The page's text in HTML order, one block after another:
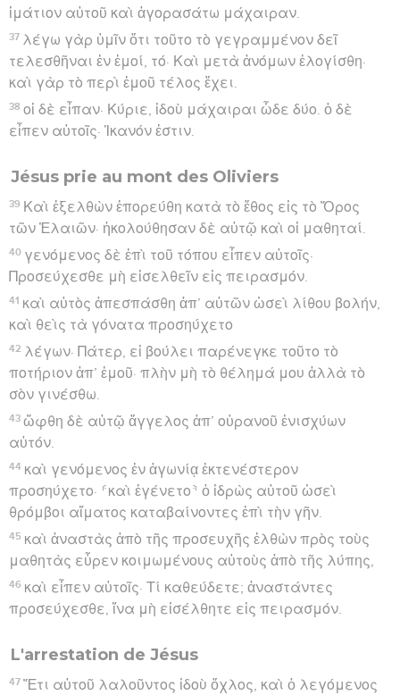
ἱμάτιον αὐτοῦ καὶ ἀγορασάτω μάχαιραν.
37 λέγω γὰρ ὑμῖν ὅτι τοῦτο τὸ γεγραμμένον δεῖ
τελεσθῆναι ἐν ἐμοί, τό· Καὶ μετὰ ἀνόμων ἐλογίσθη·
καὶ γὰρ τὸ περὶ ἐμοῦ τέλος ἔχει.
38 οἱ δὲ εἶπαν· Κύριε, ἰδοὺ μάχαιραι ὧδε δύο. ὁ δὲ
εἶπεν αὐτοῖς· Ἱκανόν ἐστιν.
Jésus prie au mont des Oliviers
39 Καὶ ἐξελθὼν ἐπορεύθη κατὰ τὸ ἔθος εἰς τὸ Ὄρος
τῶν Ἐλαιῶν· ἠκολούθησαν δὲ αὐτῷ καὶ οἱ μαθηταί.
40 γενόμενος δὲ ἐπὶ τοῦ τόπου εἶπεν αὐτοῖς·
Προσεύχεσθε μὴ εἰσελθεῖν εἰς πειρασμόν.
41 καὶ αὐτὸς ἀπεσπάσθη ἀπ’ αὐτῶν ὡσεὶ λίθου βολήν,
καὶ θεὶς τὰ γόνατα προσηύχετο
42 λέγων· Πάτερ, εἰ βούλει παρένεγκε τοῦτο τὸ
ποτήριον ἀπ’ ἐμοῦ· πλὴν μὴ τὸ θέλημά μου ἀλλὰ τὸ
σὸν γινέσθω.
43 ὤφθη δὲ αὐτῷ ἄγγελος ἀπ’ οὐρανοῦ ἐνισχύων
αὐτόν.
44 καὶ γενόμενος ἐν ἀγωνίᾳ ἐκτενέστερον
προσηύχετο· ⸄καὶ ἐγένετο⸅ ὁ ἱδρὼς αὐτοῦ ὡσεὶ
θρόμβοι αἵματος καταβαίνοντες ἐπὶ τὴν γῆν.
45 καὶ ἀναστὰς ἀπὸ τῆς προσευχῆς ἐλθὼν πρὸς τοὺς
μαθητὰς εὗρεν κοιμωμένους αὐτοὺς ἀπὸ τῆς λύπης,
46 καὶ εἶπεν αὐτοῖς· Τί καθεύδετε; ἀναστάντες
προσεύχεσθε, ἵνα μὴ εἰσέλθητε εἰς πειρασμόν.
L'arrestation de Jésus
47 Ἔτι αὐτοῦ λαλοῦντος ἰδοὺ ὄχλος, καὶ ὁ λεγόμενος